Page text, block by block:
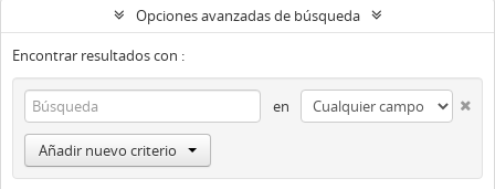
Opciones avanzadas de búsqueda
Encontrar resultados con :
en
Añadir nuevo criterio